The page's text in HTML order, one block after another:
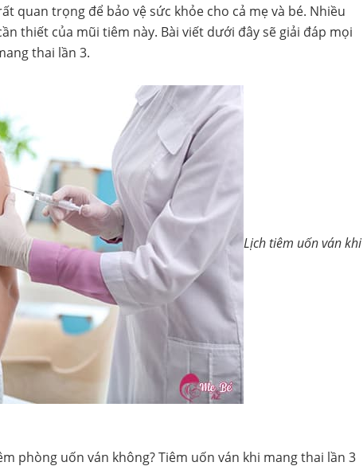
quan trọng để bảo vệ sức khỏe cho cả mẹ và bé. Nhiều
thiết của mũi tiêm này. Bài viết dưới đây sẽ giải đáp mọi
thai lần 3.
Lịch tiêm uốn ván khi
phòng uốn ván không? Tiêm uốn ván khi mang thai lần 3